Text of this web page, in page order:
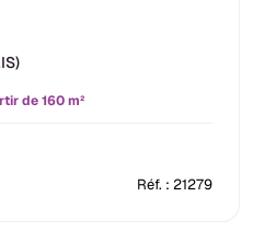
de 160 m²
Réf. : 21279